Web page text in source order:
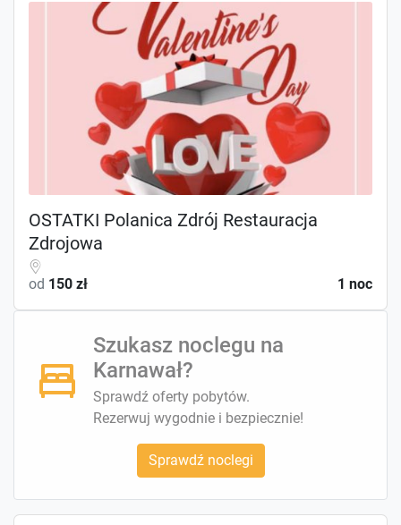
OSTATKI Polanica Zdrój Restauracja
Zdrojowa
od 150 zł 1 noc
Szukasz noclegu na
Karnawał?
Sprawdź oferty pobytów.
Rezerwuj wygodnie i bezpiecznie!
Sprawdź noclegi